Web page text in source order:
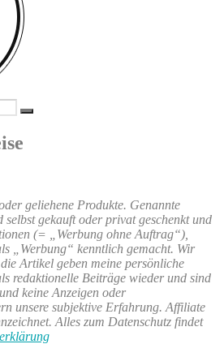
Suchen
geliehene Produkte. Genannte
gekauft oder privat geschenkt und
(= „Werbung ohne Auftrag“),
„Werbung“ kenntlich gemacht. Wir
Artikel geben meine persönliche
redaktionelle Beiträge wieder und sind
keine Anzeigen oder
unsere subjektive Erfahrung. Affiliate
Alles zum Datenschutz findet